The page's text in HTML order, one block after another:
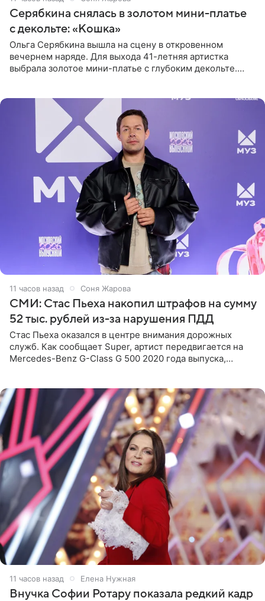
Серябкина снялась в золотом мини-платье
с декольте: «Кошка»
Ольга Серябкина вышла на сцену в откровенном
вечернем наряде. Для выхода 41-летняя артистка
выбрала золотое мини-платье с глубоким декольте.
11 часов назад Соня Жарова
СМИ: Стас Пьеха накопил штрафов на сумму
52 тыс. рублей из-за нарушения ПДД
Стас Пьеха оказался в центре внимания дорожных
служб. Как сообщает Super, артист передвигается на
Mercedes-Benz G-Class G 500 2020 года выпуска,
11 часов назад Елена Нужная
Внучка Софии Ротару показала редкий кадр